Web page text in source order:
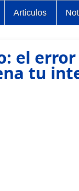
Articulos
el error
tu